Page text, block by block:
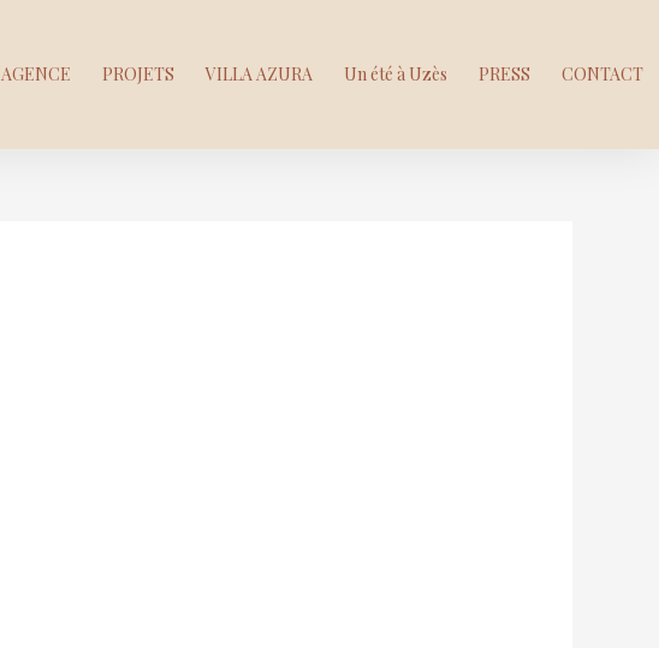
AGENCE PROJETS VILLA AZURA Un été à Uzès PRESS CONTACT